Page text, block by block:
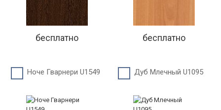
бесплатно бесплатно
Ноче Гварнери U1549 Дуб Млечный U1095